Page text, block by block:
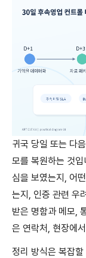
귀국 당일 또는 다
모를 복원하는 것
심을 보였는지, 어
는지, 인증 관련 우
받은 명함과 메모,
은 연락처, 현장에
정리 방식은 복잡